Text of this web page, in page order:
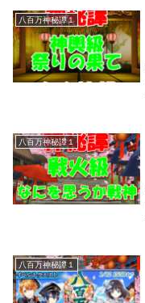
八百万神秘譚１
八百万神秘譚１
八百万神秘譚１